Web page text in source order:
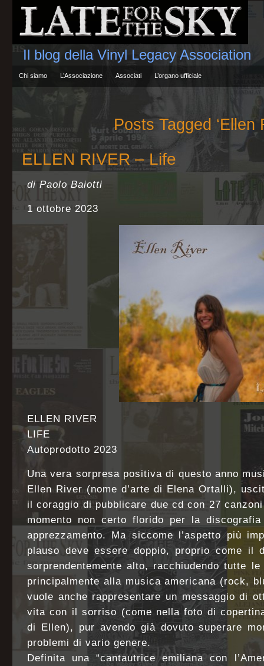
Il blog della Vinyl Legacy Association
Chi siamo L’Associazione Associati L’organo ufficiale
Posts Tagged ‘Ellen
ELLEN RIVER – Life
di Paolo Baiotti
1 ottobre 2023
ELLEN RIVER
LIFE
Autoprodotto 2023
Una vera sorpresa positiva di questo anno
Ellen River (nome d’arte di Elena Ortalli),
il coraggio di pubblicare due cd con 27
momento non certo florido per la
apprezzamento. Ma siccome l’aspetto più
plauso deve essere doppio, proprio come
sorprendentemente alto, racchiudendo tutte
principalmente alla musica americana (rock,
vuole anche rappresentare un messaggio di
vita con il sorriso (come nella foto di
di Ellen), pur avendo già dovuto superare
problemi di vario genere.
Definita una “cantautrice emiliana con